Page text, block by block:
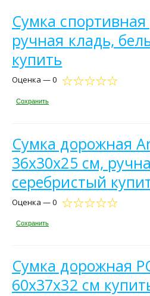
Сумка спортивная
ручная кладь,
купить
Оценка — 0
Сохранить
Сумка дорожная
36х30х25 см,
серебристый
Оценка — 0
Сохранить
Сумка дорожная
60х37х32 см